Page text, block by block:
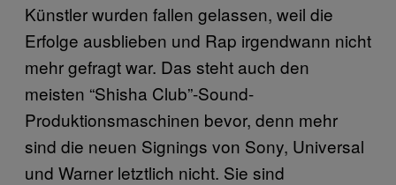
Künstler wurden fallen gelassen, weil die
Erfolge ausblieben und Rap irgendwann nicht
mehr gefragt war. Das steht auch den
meisten “Shisha Club”-Sound-
Produktionsmaschinen bevor, denn mehr
sind die neuen Signings von Sony, Universal
und Warner letztlich nicht. Sie sind